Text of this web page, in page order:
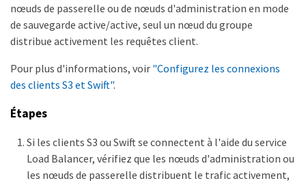
nœuds de passerelle ou de nœuds d'administration en mode
de sauvegarde active/active, seul un nœud du groupe
distribue activement les requêtes client.
Pour plus d'informations, voir "Configurez les connexions
des clients S3 et Swift".
Étapes
Si les clients S3 ou Swift se connectent à l'aide du service
Load Balancer, vérifiez que les nœuds d'administration ou
les nœuds de passerelle distribuent le trafic activement,